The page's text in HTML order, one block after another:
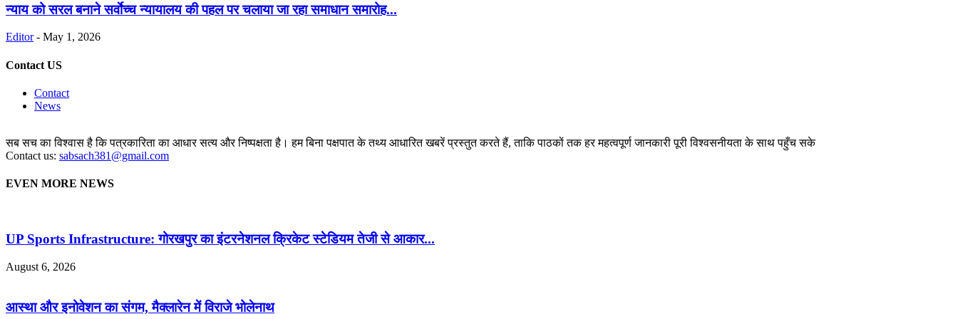
न्याय को सरल बनाने सर्वाेच्च न्यायालय की पहल पर चलाया जा रहा समाधान समारोह...
Editor - May 1, 2026
Contact US
Contact
News
सब सच का विश्वास है कि पत्रकारिता का आधार सत्य और निष्पक्षता है। हम बिना पक्षपात के तथ्य आधारित खबरें प्रस्तुत करते हैं, ताकि पाठकों तक हर महत्वपूर्ण जानकारी पूरी विश्वसनीयता के साथ पहुँच सके
Contact us: sabsach381@gmail.com
EVEN MORE NEWS
UP Sports Infrastructure: गोरखपुर का इंटरनेशनल क्रिकेट स्टेडियम तेजी से आकार...
August 6, 2026
आस्था और इनोवेशन का संगम, मैक्लारेन में विराजे भोलेनाथ